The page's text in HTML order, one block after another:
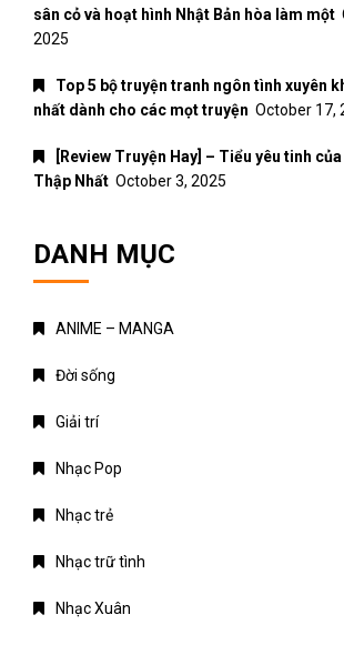
sân cỏ và hoạt hình Nhật Bản hòa làm một
2025
Top 5 bộ truyện tranh ngôn tình xuyên
nhất dành cho các mọt truyện October 17,
[Review Truyện Hay] – Tiểu yêu tinh
Thập Nhất October 3, 2025
DANH MỤC
ANIME – MANGA
Đời sống
Giải trí
Nhạc Pop
Nhạc trẻ
Nhạc trữ tình
Nhạc Xuân